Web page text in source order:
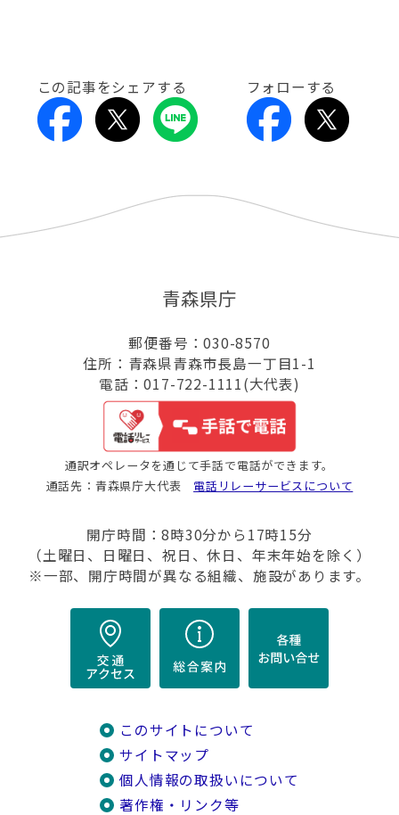
この記事をシェアする フォローする
青森県庁
郵便番号：030-8570
住所：青森県青森市長島一丁目1-1
電話：017-722-1111(大代表)
通訳オペレータを通じて手話で電話ができます。
通話先：青森県庁大代表 電話リレーサービスについて
開庁時間：8時30分から17時15分
（土曜日、日曜日、祝日、休日、年末年始を除く）
※一部、開庁時間が異なる組織、施設があります。
このサイトについて
サイトマップ
個人情報の取扱いについて
著作権・リンク等